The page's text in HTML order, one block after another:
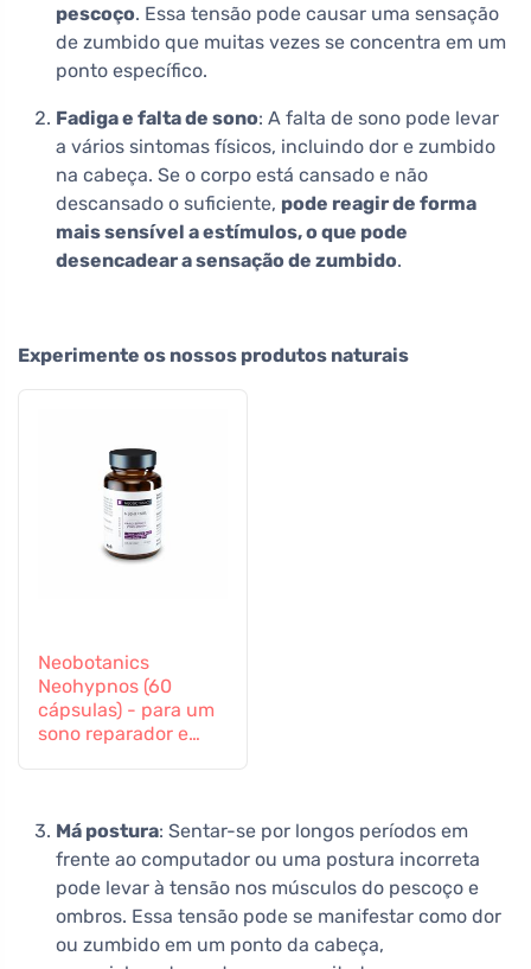
pescoço. Essa tensão pode causar uma sensação
de zumbido que muitas vezes se concentra em um
ponto específico.
Fadiga e falta de sono: A falta de sono pode levar
a vários sintomas físicos, incluindo dor e zumbido
na cabeça. Se o corpo está cansado e não
descansado o suficiente, pode reagir de forma
mais sensível a estímulos, o que pode
desencadear a sensação de zumbido.
Experimente os nossos produtos naturais
Neobotanics
Neohypnos (60
cápsulas) - para um
sono reparador e
Má postura: Sentar-se por longos períodos em
frente ao computador ou uma postura incorreta
pode levar à tensão nos músculos do pescoço e
ombros. Essa tensão pode se manifestar como dor
ou zumbido em um ponto da cabeça,